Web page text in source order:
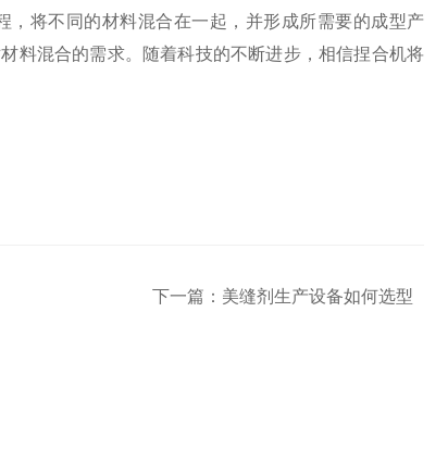
将不同的材料混合在一起，并形成所需要的成型产
料混合的需求。随着科技的不断进步，相信捏合机将
下一篇： 美缝剂生产设备如何选型